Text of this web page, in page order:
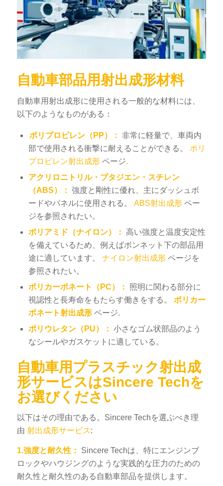
自動車部品用射出成形材料
自動車用射出成形に使用される一般的な材料には、
以下のようなものがある：
ポリプロピレン（PP）： 非常に軽量で、車両内
部で使用される衝撃に耐えることができる。
ポリ
プロピレン射出成形ページ.
アクリロニトリル・ブタジエン・スチレン
（ABS）： 強度と剛性に優れ、主にダッシュボ
ードやパネルに使用される。 ABS射出成形ペー
ジを参照されたい。
ポリアミド（ナイロン）： 高い強度と温度安定性
を備えているため、例えばボンネット下の部品用
途に適しています。 ナイロン射出成形ページを
参照されたい。
ポリカーボネート（PC）：
照明に関わる部分に
視認性と長寿命をもたらす働きをする。
ポリカー
ボネート射出成形ページ.
ポリウレタン（PU）： 小さなゴム状部品のよう
なシールやガスケットに適している。
自動車用プラスチック射出成
形サービスはSincere Techを
お選びください
以下はその理由である。Sincere Techを選ぶべき理
由 射出成形サービス:
1.強度と耐久性： Sincere Techは、特にエンジンブ
ロックやハウジングのような実践的な圧力のための
耐久性と耐久性のある自動車部品を提供します。